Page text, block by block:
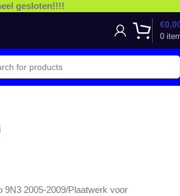
gesloten!!!!
0
€
9N3 2005-2009/Plaatwerk voor